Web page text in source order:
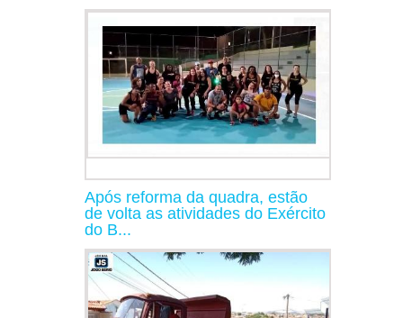
Após reforma da quadra, estão
de volta as atividades do Exército
do B...